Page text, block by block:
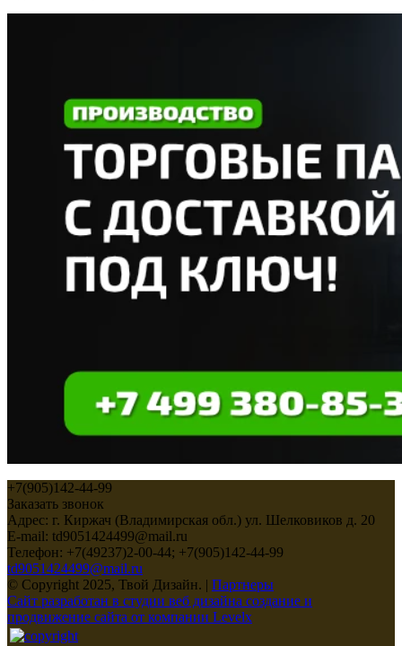
+7(905)142-44-99
Заказать звонок
Адрес: г. Киржач (Владимирская обл.) ул. Шелковиков д. 20
E-mail: td9051424499@mail.ru
Телефон: +7(49237)2-00-44; +7(905)142-44-99
td9051424499@mail.ru
© Copyright 2025, Твой Дизайн. | Партнеры
Сайт разработан в студии веб дизайна создание и
продвижение сайта от компании Levelx